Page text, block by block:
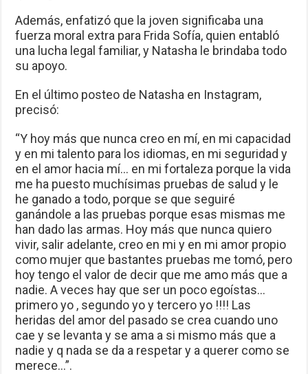
Además, enfatizó que la joven significaba una
fuerza moral extra para Frida Sofía, quien entabló
una lucha legal familiar, y Natasha le brindaba todo
su apoyo.
En el último posteo de Natasha en Instagram,
precisó:
“Y hoy más que nunca creo en mí, en mi capacidad
y en mi talento para los idiomas, en mi seguridad y
en el amor hacia mí… en mi fortaleza porque la vida
me ha puesto muchísimas pruebas de salud y le
he ganado a todo, porque se que seguiré
ganándole a las pruebas porque esas mismas me
han dado las armas. Hoy más que nunca quiero
vivir, salir adelante, creo en mi y en mi amor propio
como mujer que bastantes pruebas me tomó, pero
hoy tengo el valor de decir que me amo más que a
nadie. A veces hay que ser un poco egoístas…
primero yo , segundo yo y tercero yo !!!! Las
heridas del amor del pasado se crea cuando uno
cae y se levanta y se ama a si mismo más que a
nadie y q nada se da a respetar y a querer como se
merece…”.